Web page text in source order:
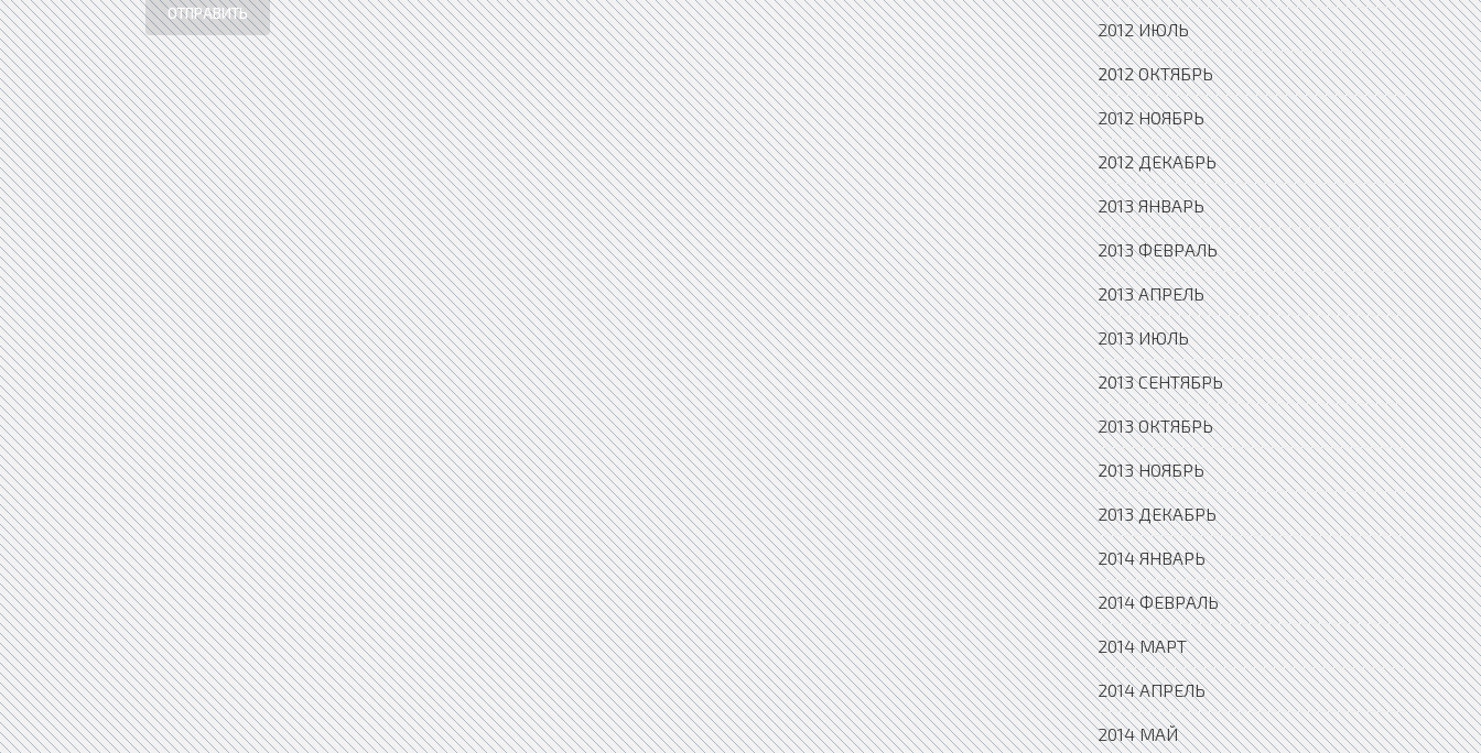
ОТПРАВИТЬ
2012 ИЮЛЬ
2012 ОКТЯБРЬ
2012 НОЯБРЬ
2012 ДЕКАБРЬ
2013 ЯНВАРЬ
2013 ФЕВРАЛЬ
2013 АПРЕЛЬ
2013 ИЮЛЬ
2013 СЕНТЯБРЬ
2013 ОКТЯБРЬ
2013 НОЯБРЬ
2013 ДЕКАБРЬ
2014 ЯНВАРЬ
2014 ФЕВРАЛЬ
2014 МАРТ
2014 АПРЕЛЬ
2014 МАЙ